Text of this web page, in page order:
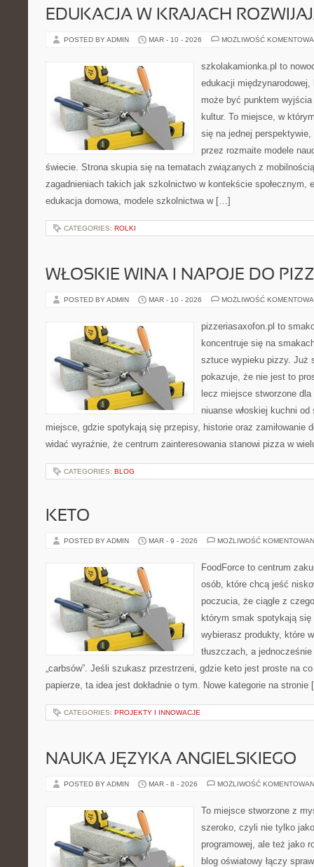
EDUKACJA W KRAJACH
POSTED BY ADMIN MAR - 10 - 2026 MOŻLIWOŚĆ
szkolakamionka.pl to
edukacji
może być punktem
kultur. To miejsce, w
się na jednej
przez rozmaite modele
świecie. Strona skupia się na tematach związanych z
zagadnieniach takich jak szkolnictwo w kontekście społecznym,
edukacja domowa, modele szkolnictwa w […]
CATEGORIES: ROLKI
WŁOSKIE WINA I NAPOJE DO
POSTED BY ADMIN MAR - 10 - 2026 MOŻLIWOŚĆ
pizzeriasaxofon.pl to
koncentruje się na
sztuce wypieku pizzy. Już
pokazuje, że nie jest to
lecz miejsce stworzone
niuanse włoskiej kuchni
miejsce, gdzie spotykają się przepisy, historie oraz zamiłowanie
widać wyraźnie, że centrum zainteresowania stanowi pizza w
CATEGORIES: BLOG
KETO
POSTED BY ADMIN MAR - 9 - 2026 MOŻLIWOŚĆ
FoodForce to centrum
osób, które chcą jeść
poczucia, że ciągle z
którym smak spotykają
wybierasz produkty, które
tłuszczach, a
„carbsów”. Jeśli szukasz przestrzeni, gdzie keto jest proste na
papierze, ta idea jest dokładnie o tym. Nowe kategorie na
CATEGORIES: PROJEKTY I INNOWACJE
NAUKA JĘZYKA ANGIELSKIEGO
POSTED BY ADMIN MAR - 8 - 2026 MOŻLIWOŚĆ
To miejsce stworzone z
szeroko, czyli nie tylko
programowej, ale też jako
blog oświatowy łączy